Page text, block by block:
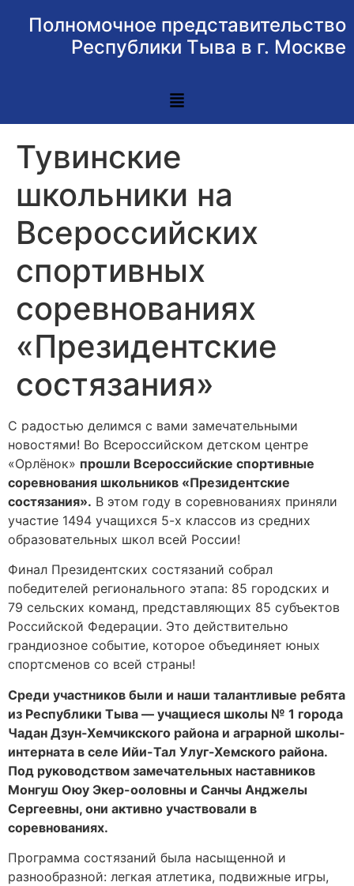
Полномочное представительство
Республики Тыва в г. Москве
Тувинские
школьники на
Всероссийских
спортивных
соревнованиях
«Президентские
состязания»
С радостью делимся с вами замечательными
новостями! Во Всероссийском детском центре
«Орлёнок» прошли Всероссийские спортивные
соревнования школьников «Президентские
состязания». В этом году в соревнованиях приняли
участие 1494 учащихся 5-х классов из средних
образовательных школ всей России!
Финал Президентских состязаний собрал
победителей регионального этапа: 85 городских и
79 сельских команд, представляющих 85 субъектов
Российской Федерации. Это действительно
грандиозное событие, которое объединяет юных
спортсменов со всей страны!
Среди участников были и наши талантливые ребята
из Республики Тыва — учащиеся школы № 1 города
Чадан Дзун-Хемчикского района и аграрной школы-
интерната в селе Ийи-Тал Улуг-Хемского района.
Под руководством замечательных наставников
Монгуш Оюу Экер-ооловны и Санчы Анджелы
Сергеевны, они активно участвовали в
соревнованиях.
Программа состязаний была насыщенной и
разнообразной: легкая атлетика, подвижные игры,